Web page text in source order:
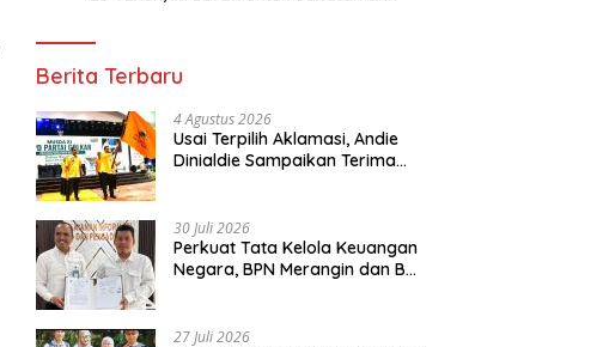
Berita Terbaru
4 Agustus 2026
Usai Terpilih Aklamasi, Andie
Dinialdie Sampaikan Terima
30 Juli 2026
Perkuat Tata Kelola Keuangan
Negara, BPN Merangin dan BRI
27 Juli 2026